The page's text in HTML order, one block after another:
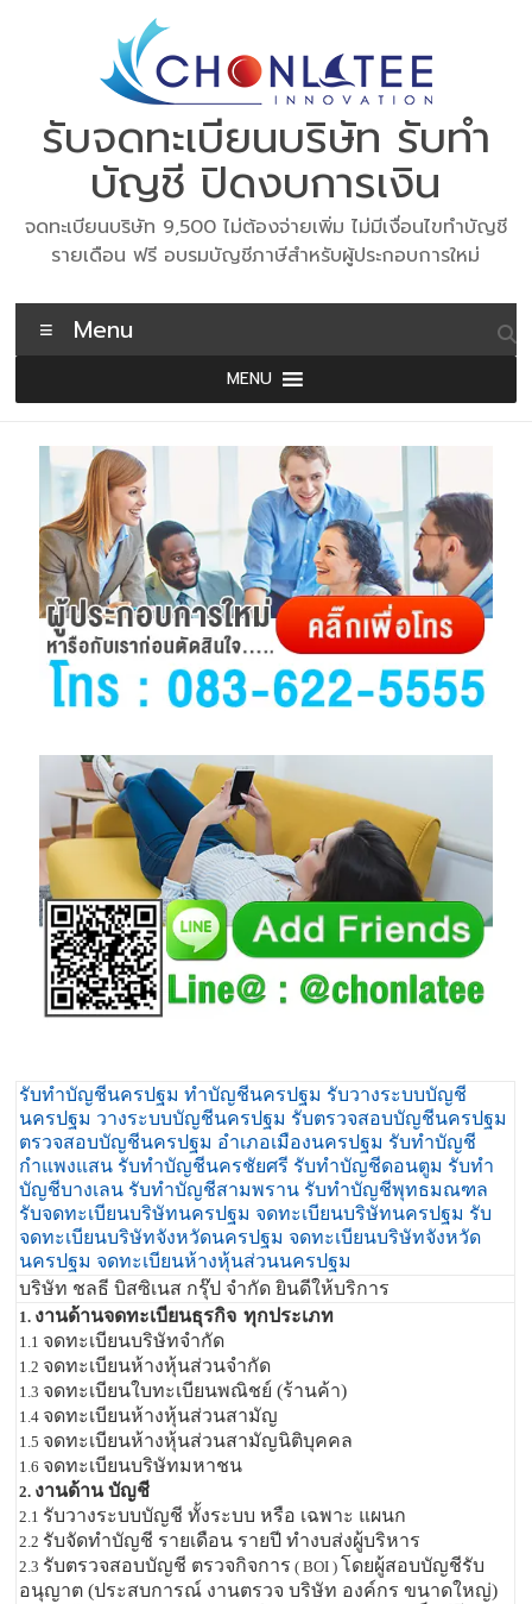
รับจดทะเบียนบริษัท รับทำ
บัญชี ปิดงบการเงิน
จดทะเบียนบริษัท 9,500 ไม่ต้องจ่ายเพิ่ม ไม่มีเงื่อนไขทำบัญชี
รายเดือน ฟรี อบรมบัญชีภาษีสำหรับผู้ประกอบการใหม่
Menu
MENU
รับทำบัญชีนครปฐม ทำบัญชีนครปฐม รับวางระบบบัญชี
นครปฐม วางระบบบัญชีนครปฐม รับตรวจสอบบัญชีนครปฐม
ตรวจสอบบัญชีนครปฐม อำเภอเมืองนครปฐม รับทำบัญชี
กำแพงแสน รับทำบัญชีนครชัยศรี รับทำบัญชีดอนตูม รับทำ
บัญชีบางเลน รับทำบัญชีสามพราน รับทำบัญชีพุทธมณฑล
รับจดทะเบียนบริษัทนครปฐม จดทะเบียนบริษัทนครปฐม รับ
จดทะเบียนบริษัทจังหวัดนครปฐม จดทะเบียนบริษัทจังหวัด
นครปฐม จดทะเบียนห้างหุ้นส่วนนครปฐม
บริษัท ชลธี บิสซิเนส กรุ๊ป จำกัด ยินดีให้บริการ
1. งานด้านจดทะเบียนธุรกิจ ทุกประเภท
1.1 จดทะเบียนบริษัทจำกัด
1.2 จดทะเบียนห้างหุ้นส่วนจำกัด
1.3 จดทะเบียนใบทะเบียนพณิชย์ (ร้านค้า)
1.4 จดทะเบียนห้างหุ้นส่วนสามัญ
1.5 จดทะเบียนห้างหุ้นส่วนสามัญนิติบุคคล
1.6 จดทะเบียนบริษัทมหาชน
2. งานด้าน บัญชี
2.1 รับวางระบบบัญชี ทั้งระบบ หรือ เฉพาะ แผนก
2.2 รับจัดทำบัญชี รายเดือน รายปี ทำงบส่งผู้บริหาร
2.3 รับตรวจสอบบัญชี ตรวจกิจการ ( BOI ) โดยผู้สอบบัญชีรับ
อนุญาต (ประสบการณ์ งานตรวจ บริษัท องค์กร ขนาดใหญ่)